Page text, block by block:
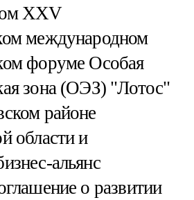
XXV
международном
форуме Особая
зона (ОЭЗ) "Лотос"
районе
области и
альянс
о развитии